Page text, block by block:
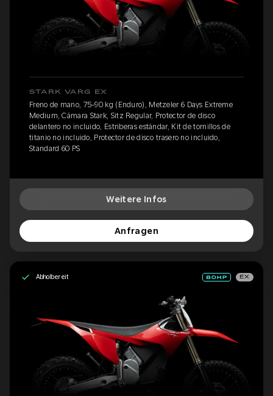
STARK VARG EX
Freno de mano, 75-90 kg (Enduro), Metzeler 6 Days Extreme
Medium, Cámara Stark, Sitz Regular, Protector de disco
delantero no incluido, Estriberas estándar, Kit de tornillos de
titanio no incluido, Protector de disco trasero no incluido,
Standard 60 PS
Weitere Infos
Anfragen
Abholbereit EX